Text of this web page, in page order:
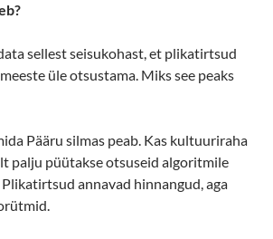
sellest seisukohast, et plikatirtsud
üle otsustama. Miks see peaks
Pääru silmas peab. Kas kultuuriraha
palju püütakse otsuseid algoritmile
annavad hinnangud, aga